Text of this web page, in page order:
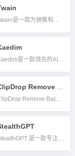
Twain是一款为销售和内容营销设计的AI写作工具，支持自动个性化文案、多渠道适配和实时数据调研，助力团队高效创作与外联。
Kaedim是一款领先的AI 2D转3D模型生成平台，专为快速、自动化、高质量生成3D资产而设计，广泛服务于游戏、设计、电商等行业。
ClipDrop Remove Background是一款基于AI的智能抠图工具，支持一键去除图片背景，适用于个人和企业多种场景。
StealthGPT 是一款专注于生成不可被主流AI检测工具检测出的高拟人化文本的AI写作工具，适合内容创作者、学生、企业与开发者。